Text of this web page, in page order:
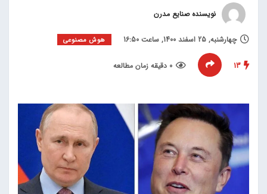
نویسنده صنایع مدرن
چهارشنبه, 25 اسفند 1400, ساعت 16:50 هوش مصنوعی
13 0 دقیقه زمان مطالعه